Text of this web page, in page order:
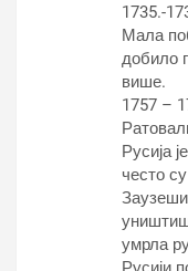
1735.-
Мала
добило
више.
1757 –
Русија
често
умрла